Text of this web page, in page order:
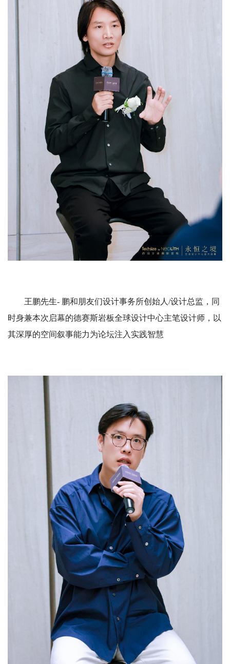
王鹏先生- 鹏和朋友们设计事务所创始人/设计总监，同
时身兼本次启幕的德赛斯岩板全球设计中心主笔设计师，以
其深厚的空间叙事能力为论坛注入实践智慧